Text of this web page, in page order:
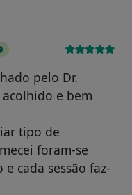
pelo Dr.
e bem
tipo de
foram-se
cada sessão faz-